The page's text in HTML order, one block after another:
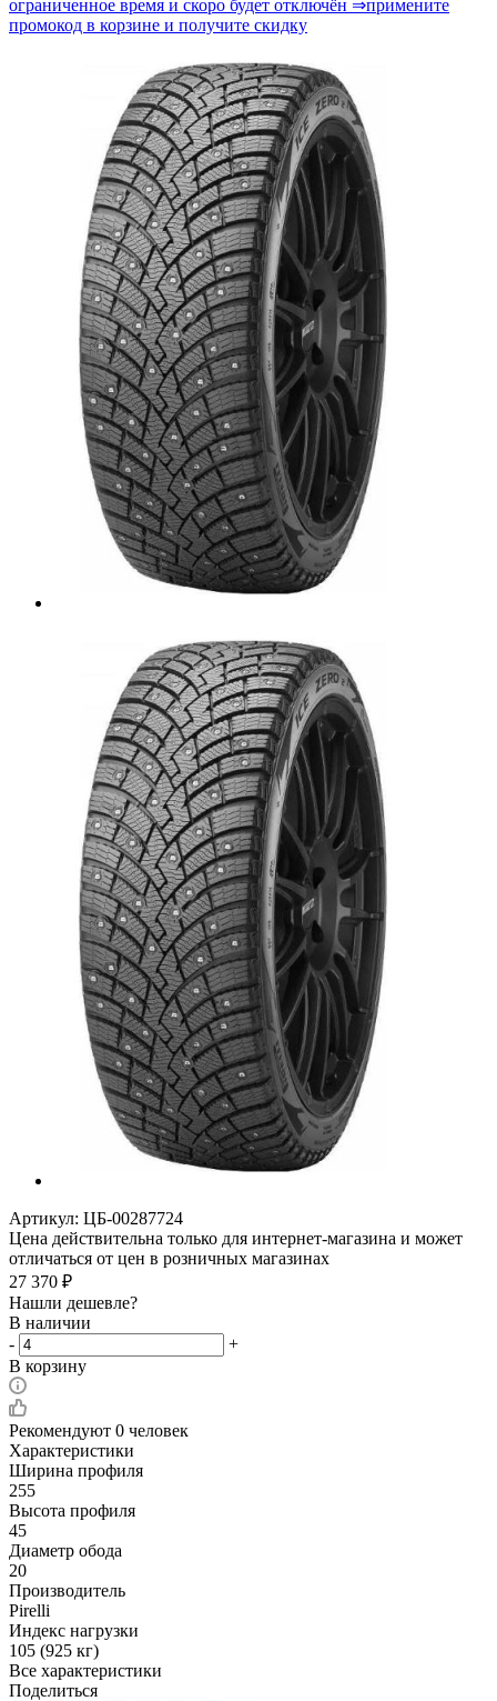
ограниченное время и скоро будет отключён ⇒примените
промокод в корзине и получите скидку
Артикул: ЦБ-00287724
Цена действительна только для интернет-магазина и может
отличаться от цен в розничных магазинах
27 370 ₽
Нашли дешевле?
В наличии
-
+
В корзину
Рекомендуют 0 человек
Характеристики
Ширина профиля
255
Высота профиля
45
Диаметр обода
20
Производитель
Pirelli
Индекс нагрузки
105 (925 кг)
Все характеристики
Поделиться